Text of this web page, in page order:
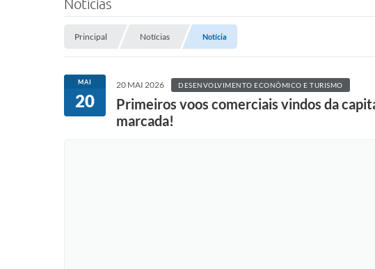
Notícias
Principal Notícias Notícia
MAI
20
20 MAI 2026 DESENVOLVIMENTO ECONÔMICO E TURISMO
Primeiros voos comerciais vindos da
marcada!